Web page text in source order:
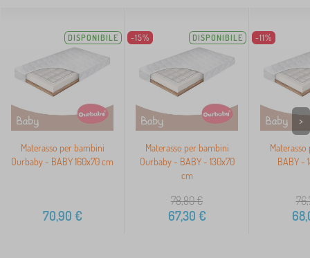
DISPONIBILE
Materasso per bambini
Ourbaby - BABY 160x70 cm
70,90 €
-15% DISPONIBILE
Materasso per bambini
Ourbaby - BABY - 130x70
cm
78,80€
67,30 €
-11%
BABY -
>